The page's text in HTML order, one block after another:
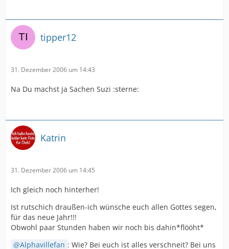
tipper12
31. Dezember 2006 um 14:43
Na Du machst ja Sachen Suzi :sterne:
Katrin
31. Dezember 2006 um 14:45
Ich gleich noch hinterher!
Ist rutschich draußen-ich wünsche euch allen Gottes segen,
für das neue Jahr!!!
Obwohl paar Stunden haben wir noch bis dahin*flööht*
Alphavillefan : Wie? Bei euch ist alles verschneit? Bei uns